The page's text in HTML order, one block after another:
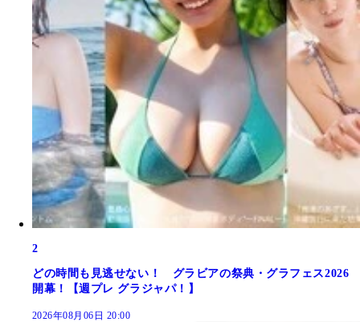
2
どの時間も見逃せない！ グラビアの祭典・グラフェス2026
開幕！【週プレ グラジャパ！】
2026年08月06日 20:00